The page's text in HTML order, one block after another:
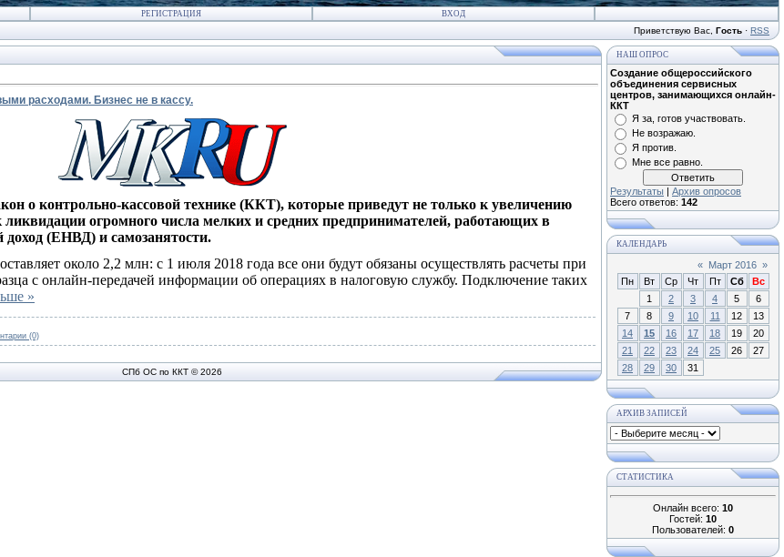
РЕГИСТРАЦИЯ ВХОД
Приветствую Вас Гость · RSS
расходами. Бизнес не в кассу.
о контрольно-кассовой технике (ККТ), которые приведут не только к увеличению
ликвидации огромного числа мелких и средних предпринимателей, работающих в
(ЕНВД) и самозанятости.
около 2,2 млн: с 1 июля 2018 года все они будут обязаны осуществлять расчеты при
с онлайн-передачей информации об операциях в налоговую службу. Подключение таких
»
(0)
СПб ОС по ККТ © 2026
НАШ ОПРОС
Создание общероссийского
объединения сервисных
центров, занимающихся онлайн-
ККТ
Я за, готов участвовать.
Не возражаю.
Я против.
Мне все равно.
Результаты | Архив опросов
Всего ответов: 142
КАЛЕНДАРЬ
« Март 2016 »
Пн
Вт Ср Чт Пт Сб
Вс
1
2 3 4 5
6
7
8 9 10 11 12
13
14
15 16 17 18 19
20
21
22 23 24 25 26
27
28
29 30 31
АРХИВ ЗАПИСЕЙ
СТАТИСТИКА
Онлайн всего: 10
Гостей: 10
Пользователей: 0